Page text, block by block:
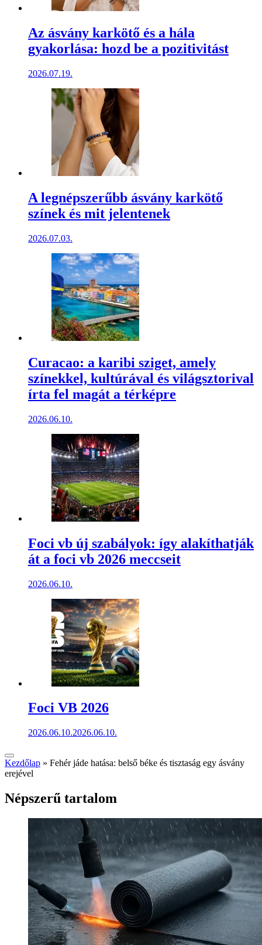
Az ásvány karkötő és a hála
gyakorlása: hozd be a pozitivitást
2026.07.19.
A legnépszerűbb ásvány karkötő
színek és mit jelentenek
2026.07.03.
Curacao: a karibi sziget, amely
színekkel, kultúrával és világsztorival
írta fel magát a térképre
2026.06.10.
Foci vb új szabályok: így alakíthatják
át a foci vb 2026 meccseit
2026.06.10.
Foci VB 2026
2026.06.10.2026.06.10.
Kezdőlap » Fehér jáde hatása: belső béke és tisztaság egy ásvány
erejével
Népszerű tartalom